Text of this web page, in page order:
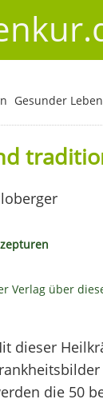
Gesunder
Verlag über
dieser
die 50